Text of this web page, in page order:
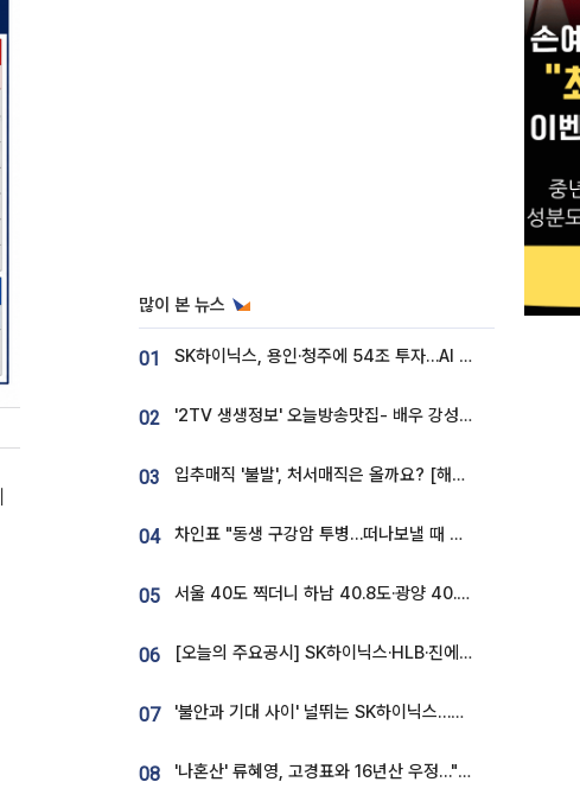
많이 본 뉴스
01 SK하이닉스, 용인·청주에 54조 투자…AI 메모리 생산기지 키운다
02 '2TV 생생정보' 오늘방송맛집- 배우 강성진 단골! 쌀국수ㆍ푸팟퐁 커리 맛집 '블○○○'
03 입추매직 '불발', 처서매직은 올까요? [해시태그]
04 차인표 "동생 구강암 투병…떠나보낼 때 가장 힘들었다”
05 서울 40도 찍더니 하남 40.8도·광양 40.2도…전국 '펄펄'
06 [오늘의 주요공시] SK하이닉스·HLB·진에어·포스코홀딩스·네이버·대우건설 등
07 '불안과 기대 사이' 널뛰는 SK하이닉스…증권가 "HBM4·LTA 기반 펀터멘털 견고"
08 '나혼산' 류혜영, 고경표와 16년산 우정…"자취방서 부모님과 마주쳐"